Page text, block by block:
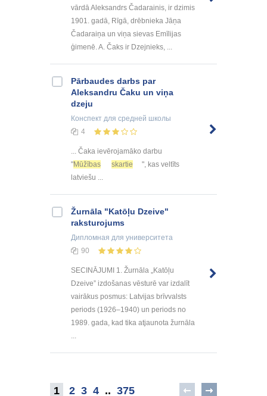
vārdā Aleksandrs Čadarainis, ir dzimis
1901. gadā, Rīgā, drēbnieka Jāņa
Čadaraiņa un viņa sievas Emīlijas
ģimenē. A. Čaks ir Dzejnieks, ...
Pārbaudes darbs par
Aleksandru Čaku un viņa
dzeju
Конспект для средней школы
4
... Čaka ievērojamāko darbu
"Mūžības skartie
", kas veltīts
latviešu ...
Žurnāla "Katōļu Dzeive"
raksturojums
Дипломная для университета
90
SECINĀJUMI 1. Žurnāla „Katōļu
Dzeive” izdošanas vēsturē var izdalīt
vairākus posmus: Latvijas brīvvalsts
periods (1926–1940) un periods no
1989. gada, kad tika atjaunota žurnāla
1 2 3 4 .. 375